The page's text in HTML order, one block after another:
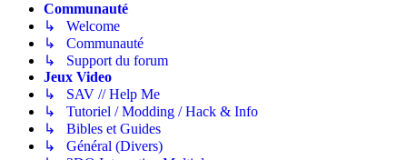
Communauté
↳ Welcome
↳ Communauté
↳ Support du forum
Jeux Video
↳ SAV // Help Me
↳ Tutoriel / Modding / Hack & Info
↳ Bibles et Guides
↳ Général (Divers)